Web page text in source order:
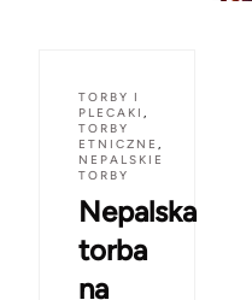
TORBY I
PLECAKI ,
TORBY
ETNICZNE ,
NEPALSKIE
TORBY
Nepalska
torba
na